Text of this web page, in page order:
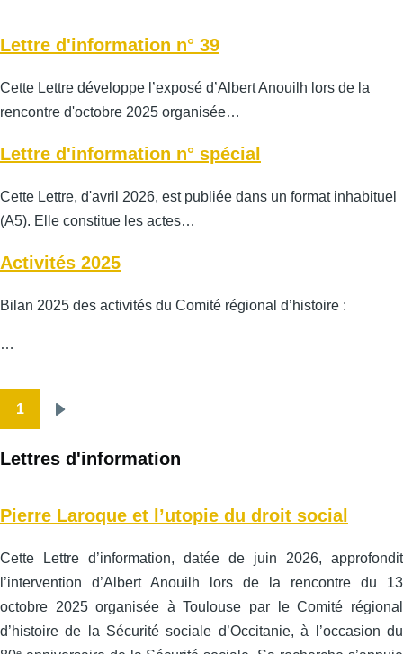
Lettre d'information n° 39
Cette Lettre développe l’exposé d’Albert Anouilh lors de la
rencontre d'octobre 2025 organisée…
Lettre d'information n° spécial
Cette Lettre, d'avril 2026, est publiée dans un format inhabituel
(A5). Elle constitue les actes…
Activités 2025
Bilan 2025 des activités du Comité régional d’histoire :
…
1
Lettres d'information
Pierre Laroque et l’utopie du droit social
Cette Lettre d’information, datée de juin 2026, approfondit
l’intervention d’Albert Anouilh lors de la rencontre du 13
octobre 2025 organisée à Toulouse par le Comité régional
d’histoire de la Sécurité sociale d’Occitanie, à l’occasion du